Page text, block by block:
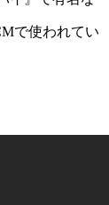
で使われてい